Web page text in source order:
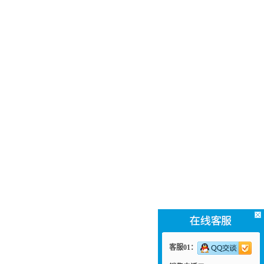
客服01：